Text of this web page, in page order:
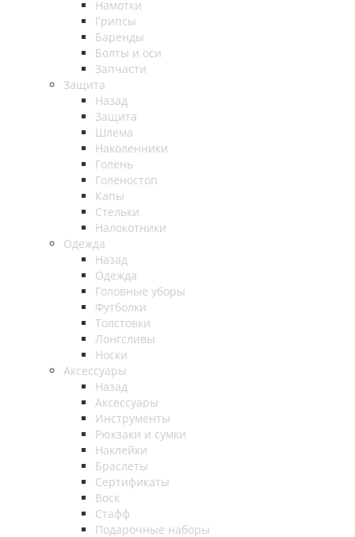
Намотки
Грипсы
Баренды
Болты и оси
Запчасти
Защита
Назад
Защита
Шлема
Наколенники
Голень
Голеностоп
Капы
Стельки
Налокотники
Одежда
Назад
Одежда
Головные уборы
Футболки
Толстовки
Лонгсливы
Носки
Аксессуары
Назад
Аксессуары
Инструменты
Рюкзаки и сумки
Наклейки
Браслеты
Сертификаты
Воск
Стафф
Подарочные наборы